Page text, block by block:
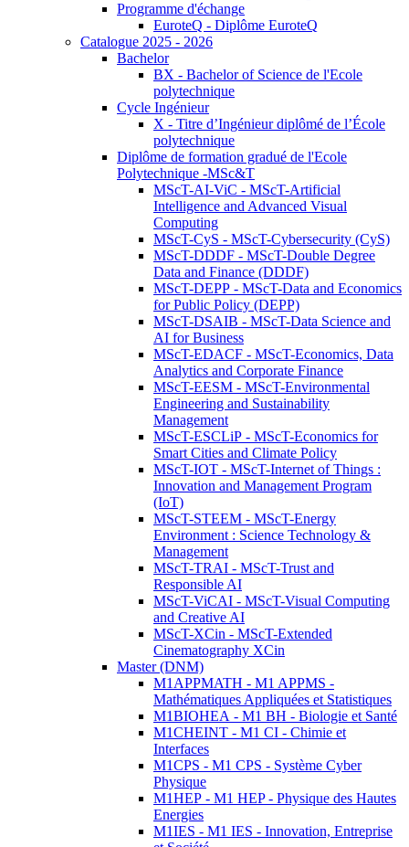
Programme d'échange
EuroteQ - Diplôme EuroteQ
Catalogue 2025 - 2026
Bachelor
BX - Bachelor of Science de l'Ecole
polytechnique
Cycle Ingénieur
X - Titre d’Ingénieur diplômé de l’École
polytechnique
Diplôme de formation gradué de l'Ecole
Polytechnique -MSc&T
MScT-AI-ViC - MScT-Artificial
Intelligence and Advanced Visual
Computing
MScT-CyS - MScT-Cybersecurity (CyS)
MScT-DDDF - MScT-Double Degree
Data and Finance (DDDF)
MScT-DEPP - MScT-Data and Economics
for Public Policy (DEPP)
MScT-DSAIB - MScT-Data Science and
AI for Business
MScT-EDACF - MScT-Economics, Data
Analytics and Corporate Finance
MScT-EESM - MScT-Environmental
Engineering and Sustainability
Management
MScT-ESCLiP - MScT-Economics for
Smart Cities and Climate Policy
MScT-IOT - MScT-Internet of Things :
Innovation and Management Program
(IoT)
MScT-STEEM - MScT-Energy
Environment : Science Technology &
Management
MScT-TRAI - MScT-Trust and
Responsible AI
MScT-ViCAI - MScT-Visual Computing
and Creative AI
MScT-XCin - MScT-Extended
Cinematography XCin
Master (DNM)
M1APPMATH - M1 APPMS -
Mathématiques Appliquées et Statistiques
M1BIOHEA - M1 BH - Biologie et Santé
M1CHEINT - M1 CI - Chimie et
Interfaces
M1CPS - M1 CPS - Système Cyber
Physique
M1HEP - M1 HEP - Physique des Hautes
Energies
M1IES - M1 IES - Innovation, Entreprise